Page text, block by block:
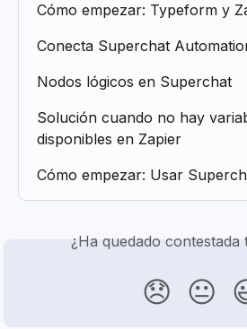
Cómo empezar: Typeform y
Conecta Superchat
Nodos lógicos en Superchat
Solución cuando no hay
disponibles en Zapier
Cómo empezar: Usar
¿Ha quedado contestada
😞 😐